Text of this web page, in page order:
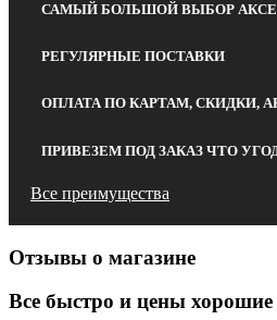
САМЫЙ БОЛЬШОЙ ВЫБОР
РЕГУЛЯРНЫЕ ПОСТАВКИ
ОПЛАТА ПО КАРТАМ, СКИДКИ,
ПРИВЕЗЕМ ПОД ЗАКАЗ ЧТО
Все преимущества
Отзывы о магазине
Все быстро и цены хорошие